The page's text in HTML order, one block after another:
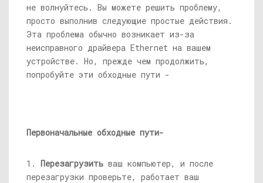
не волнуйтесь. Вы можете решить проблему,
просто выполнив следующие простые действия.
Эта проблема обычно возникает из-за
неисправного драйвера Ethernet на вашем
устройстве. Но, прежде чем продолжить,
попробуйте эти обходные пути -
Первоначальные обходные пути-
1. Перезагрузить ваш компьютер, и после
перезагрузки проверьте, работает ваш